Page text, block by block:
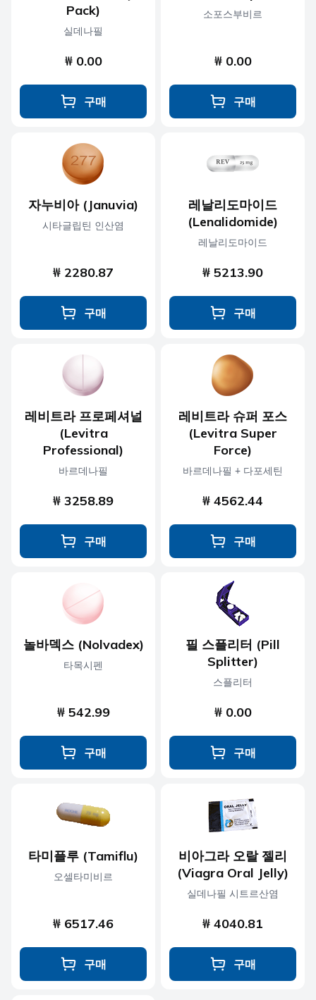
Pack)
실데나필
₩ 0.00
구매
소포스부비르
₩ 0.00
구매
자누비아 (Januvia)
시타글립틴 인산염
₩ 2280.87
구매
레날리도마이드
(Lenalidomide)
레날리도마이드
₩ 5213.90
구매
레비트라 프로페셔널
(Levitra
Professional)
바르데나필
₩ 3258.89
구매
레비트라 슈퍼 포스
(Levitra Super
Force)
바르데나필 + 다포세틴
₩ 4562.44
구매
놀바덱스 (Nolvadex)
타목시펜
₩ 542.99
구매
필 스플리터 (Pill
Splitter)
스플리터
₩ 0.00
구매
타미플루 (Tamiflu)
오셀타미비르
₩ 6517.46
구매
비아그라 오랄 젤리
(Viagra Oral Jelly)
실데나필 시트르산염
₩ 4040.81
구매